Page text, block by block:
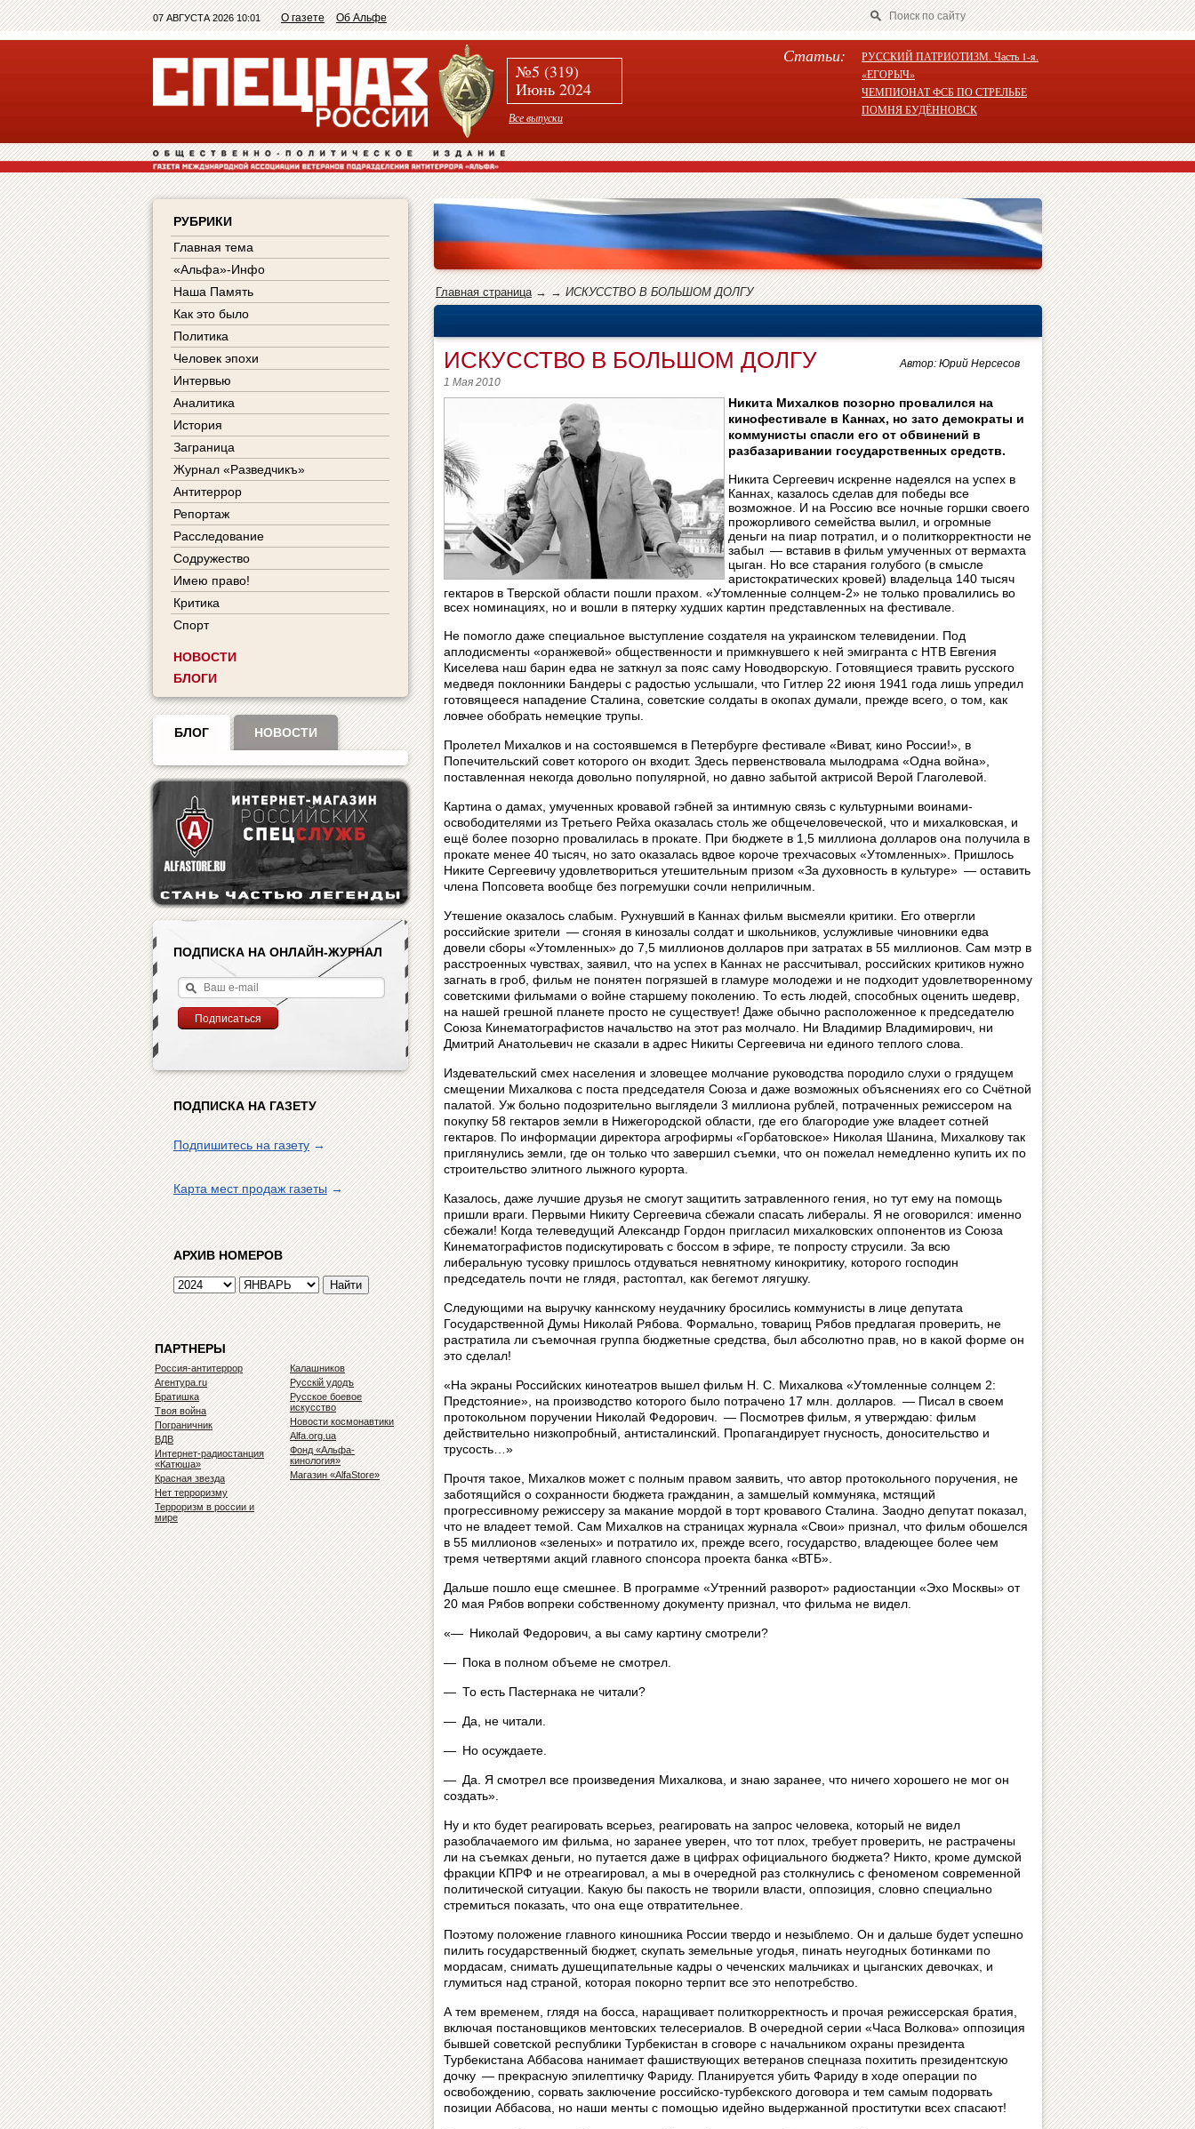
07 АВГУСТА 2026 10:01 О газете Об Альфе
№5 (319)
Июнь 2024
Все выпуски
Статьи:
РУССКИЙ ПАТРИОТИЗМ. Часть 1-я.
«ЕГОРЫЧ»
ЧЕМПИОНАТ ФСБ ПО СТРЕЛЬБЕ
ПОМНЯ БУДЁННОВСК
РУБРИКИ
Главная тема
«Альфа»-Инфо
Наша Память
Как это было
Политика
Человек эпохи
Интервью
Аналитика
История
Заграница
Журнал «Разведчикъ»
Антитеррор
Репортаж
Расследование
Содружество
Имею право!
Критика
Спорт
НОВОСТИ
БЛОГИ
БЛОГ НОВОСТИ
ПОДПИСКА НА ОНЛАЙН-ЖУРНАЛ
ПОДПИСКА НА ГАЗЕТУ
Подпишитесь на газету→
Карта мест продаж газеты→
АРХИВ НОМЕРОВ
ПАРТНЕРЫ
Россия-антитеррор
Агентура.ru
Братишка
Твоя война
Пограничник
ВДВ
Интернет-радиостанция
«Катюша»
Красная звезда
Нет терроризму
Терроризм в россии и
мире
Калашников
Русскiй удодъ
Русское боевое
искусство
Новости космонавтики
Alfa.org.ua
Фонд «Альфа-
кинология»
Магазин «AlfaStore»
Главная страница→→ИСКУССТВО В БОЛЬШОМ ДОЛГУ
Автор: Юрий Нерсесов
ИСКУССТВО В БОЛЬШОМ ДОЛГУ
1 Мая 2010
Никита Михалков позорно провалился на
кинофестивале в Каннах, но зато демократы и
коммунисты спасли его от обвинений в
разбазаривании государственных средств.
Никита Сергеевич искренне надеялся на успех в
Каннах, казалось сделав для победы все
возможное. И на Россию все ночные горшки своего
прожорливого семейства вылил, и огромные
деньги на пиар потратил, и о политкорректности не
забыл — вставив в фильм умученных от вермахта
цыган. Но все старания голубого (в смысле
аристократических кровей) владельца 140 тысяч
гектаров в Тверской области пошли прахом. «Утомленные солнцем-2» не только провалились во
всех номинациях, но и вошли в пятерку худших картин представленных на фестивале.
Не помогло даже специальное выступление создателя на украинском телевидении. Под
аплодисменты «оранжевой» общественности и примкнувшего к ней эмигранта с НТВ Евгения
Киселева наш барин едва не заткнул за пояс саму Новодворскую. Готовящиеся травить русского
медведя поклонники Бандеры с радостью услышали, что Гитлер 22 июня 1941 года лишь упредил
готовящееся нападение Сталина, советские солдаты в окопах думали, прежде всего, о том, как
ловчее обобрать немецкие трупы.
Пролетел Михалков и на состоявшемся в Петербурге фестивале «Виват, кино России!», в
Попечительский совет которого он входит. Здесь первенствовала мылодрама «Одна война»,
поставленная некогда довольно популярной, но давно забытой актрисой Верой Глаголевой.
Картина о дамах, умученных кровавой гэбней за интимную связь с культурными воинами-
освободителями из Третьего Рейха оказалась столь же общечеловеческой, что и михалковская, и
ещё более позорно провалилась в прокате. При бюджете в 1,5 миллиона долларов она получила в
прокате менее 40 тысяч, но зато оказалась вдвое короче трехчасовых «Утомленных». Пришлось
Никите Сергеевичу удовлетвориться утешительным призом «За духовность в культуре» — оставить
члена Попсовета вообще без погремушки сочли неприличным.
Утешение оказалось слабым. Рухнувший в Каннах фильм высмеяли критики. Его отвергли
российские зрители — сгоняя в кинозалы солдат и школьников, услужливые чиновники едва
довели сборы «Утомленных» до 7,5 миллионов долларов при затратах в 55 миллионов. Сам мэтр в
расстроенных чувствах, заявил, что на успех в Каннах не рассчитывал, российских критиков нужно
загнать в гроб, фильм не понятен погрязшей в гламуре молодежи и не подходит удовлетворенному
советскими фильмами о войне старшему поколению. То есть людей, способных оценить шедевр,
на нашей грешной планете просто не существует! Даже обычно расположенное к председателю
Союза Кинематографистов начальство на этот раз молчало. Ни Владимир Владимирович, ни
Дмитрий Анатольевич не сказали в адрес Никиты Сергеевича ни единого теплого слова.
Издевательский смех населения и зловещее молчание руководства породило слухи о грядущем
смещении Михалкова с поста председателя Союза и даже возможных объяснениях его со Счётной
палатой. Уж больно подозрительно выглядели 3 миллиона рублей, потраченных режиссером на
покупку 58 гектаров земли в Нижегородской области, где его благородие уже владеет сотней
гектаров. По информации директора агрофирмы «Горбатовское» Николая Шанина, Михалкову так
приглянулись земли, где он только что завершил съемки, что он пожелал немедленно купить их по
строительство элитного лыжного курорта.
Казалось, даже лучшие друзья не смогут защитить затравленного гения, но тут ему на помощь
пришли враги. Первыми Никиту Сергеевича сбежали спасать либералы. Я не оговорился: именно
сбежали! Когда телеведущий Александр Гордон пригласил михалковских оппонентов из Союза
Кинематографистов подискутировать с боссом в эфире, те попросту струсили. За всю
либеральную тусовку пришлось отдуваться невнятному кинокритику, которого господин
председатель почти не глядя, растоптал, как бегемот лягушку.
Следующими на выручку каннскому неудачнику бросились коммунисты в лице депутата
Государственной Думы Николай Рябова. Формально, товарищ Рябов предлагая проверить, не
растратила ли съемочная группа бюджетные средства, был абсолютно прав, но в какой форме он
это сделал!
«На экраны Российских кинотеатров вышел фильм Н. С. Михалкова «Утомленные солнцем 2:
Предстояние», на производство которого было потрачено 17 млн. долларов. — Писал в своем
протокольном поручении Николай Федорович. — Посмотрев фильм, я утверждаю: фильм
действительно низкопробный, антисталинский. Пропагандирует гнусность, доносительство и
трусость…»
Прочтя такое, Михалков может с полным правом заявить, что автор протокольного поручения, не
заботящийся о сохранности бюджета гражданин, а замшелый коммуняка, мстящий
прогрессивному режиссеру за макание мордой в торт кровавого Сталина. Заодно депутат показал,
что не владеет темой. Сам Михалков на страницах журнала «Свои» признал, что фильм обошелся
в 55 миллионов «зеленых» и потратило их, прежде всего, государство, владеющее более чем
тремя четвертями акций главного спонсора проекта банка «ВТБ».
Дальше пошло еще смешнее. В программе «Утренний разворот» радиостанции «Эхо Москвы» от
20 мая Рябов вопреки собственному документу признал, что фильма не видел.
«— Николай Федорович, а вы саму картину смотрели?
— Пока в полном объеме не смотрел.
— То есть Пастернака не читали?
— Да, не читали.
— Но осуждаете.
— Да. Я смотрел все произведения Михалкова, и знаю заранее, что ничего хорошего не мог он
создать».
Ну и кто будет реагировать всерьез, реагировать на запрос человека, который не видел
разоблачаемого им фильма, но заранее уверен, что тот плох, требует проверить, не растрачены
ли на съемках деньги, но путается даже в цифрах официального бюджета? Никто, кроме думской
фракции КПРФ и не отреагировал, а мы в очередной раз столкнулись с феноменом современной
политической ситуации. Какую бы пакость не творили власти, оппозиция, словно специально
стремиться показать, что она еще отвратительнее.
Поэтому положение главного киношника России твердо и незыблемо. Он и дальше будет успешно
пилить государственный бюджет, скупать земельные угодья, пинать неугодных ботинками по
мордасам, снимать душещипательные кадры о чеченских мальчиках и цыганских девочках, и
глумиться над страной, которая покорно терпит все это непотребство.
А тем временем, глядя на босса, наращивает политкорректность и прочая режиссерская братия,
включая постановщиков ментовских телесериалов. В очередной серии «Часа Волкова» оппозиция
бывшей советской республики Турбекистан в сговоре с начальником охраны президента
Турбекистана Аббасова нанимает фашиствующих ветеранов спецназа похитить президентскую
дочку — прекрасную эпилептичку Фариду. Планируется убить Фариду в ходе операции по
освобождению, сорвать заключение российско-турбекского договора и тем самым подорвать
позиции Аббасова, но наши менты с помощью идейно выдержанной проститутки всех спасают!